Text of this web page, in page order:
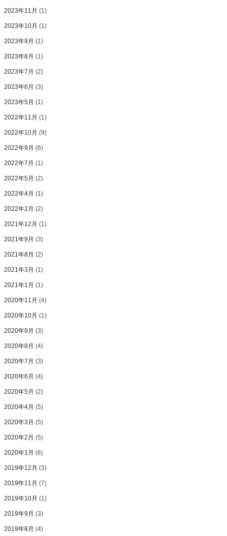
2023年11月 (1)
2023年10月 (1)
2023年9月 (1)
2023年8月 (1)
2023年7月 (2)
2023年6月 (3)
2023年5月 (1)
2022年11月 (1)
2022年10月 (9)
2022年9月 (6)
2022年7月 (1)
2022年5月 (2)
2022年4月 (1)
2022年2月 (2)
2021年12月 (1)
2021年9月 (3)
2021年8月 (2)
2021年3月 (1)
2021年1月 (1)
2020年11月 (4)
2020年10月 (1)
2020年9月 (3)
2020年8月 (4)
2020年7月 (3)
2020年6月 (4)
2020年5月 (2)
2020年4月 (5)
2020年3月 (5)
2020年2月 (5)
2020年1月 (6)
2019年12月 (3)
2019年11月 (7)
2019年10月 (1)
2019年9月 (3)
2019年8月 (4)